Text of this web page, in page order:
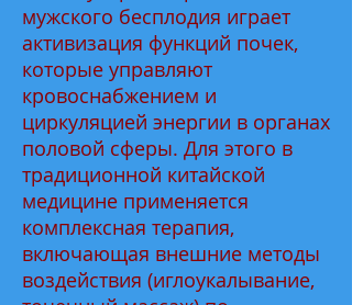
мужского бесплодия играет
активизация функций почек,
которые управляют
кровоснабжением и
циркуляцией энергии в органах
половой сферы. Для этого в
традиционной китайской
медицине применяется
комплексная терапия,
включающая внешние методы
воздействия (иглоукалывание,